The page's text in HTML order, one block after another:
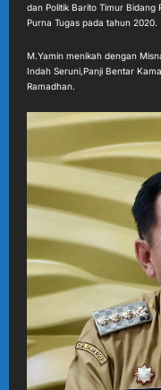
dan Politik Barito Timur Bidang
Purna Tugas pada tahun 2020.
M.Yamin menikah dengan
Indah Seruni,Panji Bentar
Ramadhan.